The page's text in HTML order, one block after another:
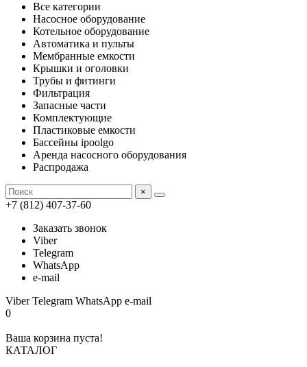
Все категории
Насосное оборудование
Котельное оборудование
Автоматика и пульты
Мембранные емкости
Крышки и оголовки
Трубы и фитинги
Фильтрация
Запасные части
Комплектующие
Пластиковые емкости
Бассейны ipoolgo
Аренда насосного оборудования
Распродажа
×
+7 (812) 407-37-60
Заказать звонок
Viber
Telegram
WhatsApp
e-mail
ViberTelegram WhatsApp e-mail
0
Ваша корзина пуста!
КАТАЛОГ